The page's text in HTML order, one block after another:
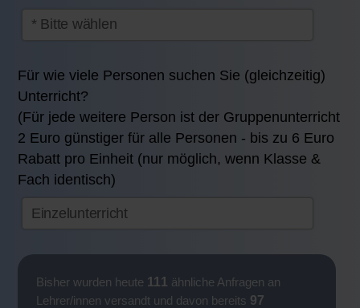
Für wie viele Personen suchen Sie (gleichzeitig)
Unterricht?
(Für jede weitere Person ist der Gruppenunterricht
2 Euro günstiger für alle Personen - bis zu 6 Euro
Rabatt pro Einheit (nur möglich, wenn Klasse &
Fach identisch)
Bisher wurden heute 111 ähnliche Anfragen an
Lehrer/innen versandt und davon bereits 97